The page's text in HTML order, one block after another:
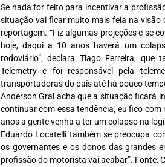
Se nada for feito para incentivar a
situação vai ficar muito mais feia na visão
reportagem. “Fiz algumas projeções e se
hoje, daqui a 10 anos haverá um
rodoviário”, declara Tiago Ferreira, que
Telemetry e foi responsável pela
transportadoras do país até há pouco
Anderson Gral acha que a situação ficará
continuar com essa tendência, eu fico
anos a gente venha a ter um colapso na
Eduardo Locatelli também se preocupa
os governantes e os donos das grandes
profissão do motorista vai acabar”. Fonte: